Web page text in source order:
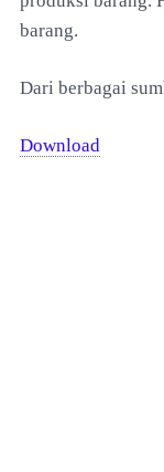
barang.
Dari berbagai
Download